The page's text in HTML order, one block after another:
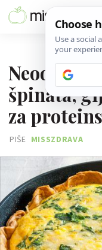
Neodoljivi
špinata,
za
PIŠE MISSZDRAVA